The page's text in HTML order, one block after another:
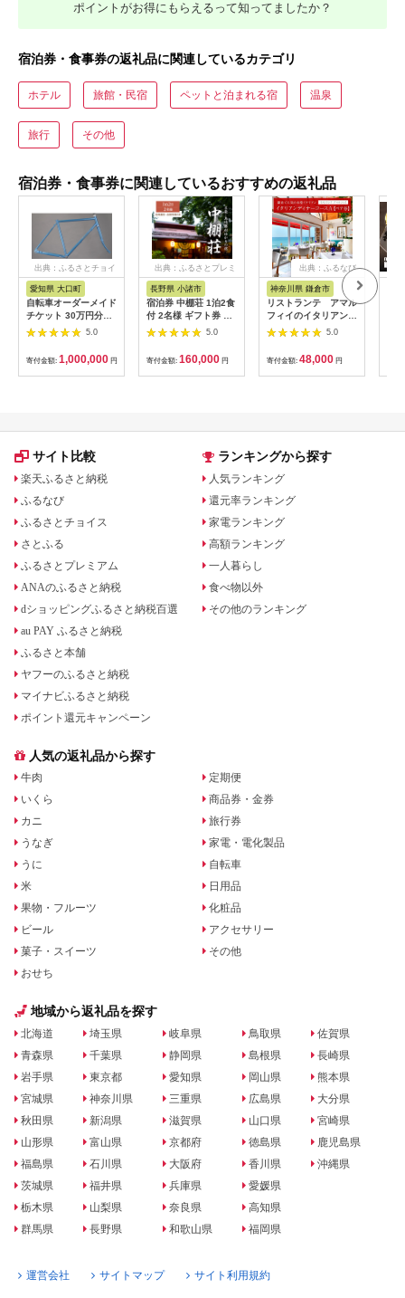
ポイントがお得にもらえるって知ってましたか？
宿泊券・食事券の返礼品に関連しているカテゴリ
ホテル 旅館・民宿 ペットと泊まれる宿 温泉
旅行 その他
宿泊券・食事券に関連しているおすすめの返礼品
出典：ふるさとチョイ
愛知県 大口町
自転車オーダーメイド
チケット 30万円分
【1360365】
5.0
寄付金額: 1,000,000 円
出典：ふるさとプレミ
長野県 小諸市
宿泊券 中棚荘 1泊2食
付 2名様 ギフト券 チ
ケット 券 宿泊 旅行
5.0
寄付金額: 160,000 円
出典：ふるなび
神奈川県 鎌倉市
リストランテ アマル
フィイのイタリアンデ
ィナーコースA ペア
5.0
寄付金額: 48,000 円
サイト比較
楽天ふるさと納税
ふるなび
ふるさとチョイス
さとふる
ふるさとプレミアム
ANAのふるさと納税
dショッピングふるさと納税百選
au PAY ふるさと納税
ふるさと本舗
ヤフーのふるさと納税
マイナビふるさと納税
ポイント還元キャンペーン
ランキングから探す
人気ランキング
還元率ランキング
家電ランキング
高額ランキング
一人暮らし
食べ物以外
その他のランキング
人気の返礼品から探す
牛肉
いくら
カニ
うなぎ
うに
米
果物・フルーツ
ビール
菓子・スイーツ
おせち
定期便
商品券・金券
旅行券
家電・電化製品
自転車
日用品
化粧品
アクセサリー
その他
地域から返礼品を探す
北海道
青森県
岩手県
宮城県
秋田県
山形県
福島県
茨城県
栃木県
群馬県
埼玉県
千葉県
東京都
神奈川県
新潟県
富山県
石川県
福井県
山梨県
長野県
岐阜県
静岡県
愛知県
三重県
滋賀県
京都府
大阪府
兵庫県
奈良県
和歌山県
鳥取県
島根県
岡山県
広島県
山口県
徳島県
香川県
愛媛県
高知県
福岡県
佐賀県
長崎県
熊本県
大分県
宮崎県
鹿児島県
沖縄県
運営会社 サイトマップ サイト利用規約